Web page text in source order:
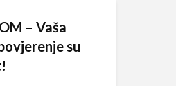
– Vaša
su